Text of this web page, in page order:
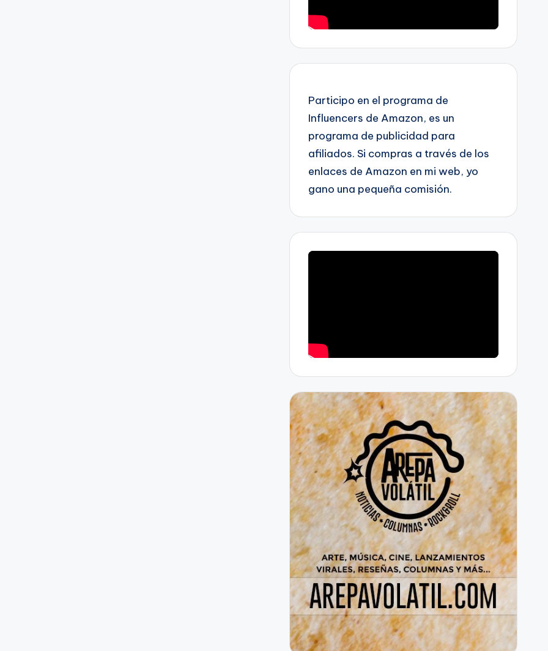
Participo en el programa de
Influencers de Amazon, es un
programa de publicidad para
afiliados. Si compras a través de los
enlaces de Amazon en mi web, yo
gano una pequeña comisión.